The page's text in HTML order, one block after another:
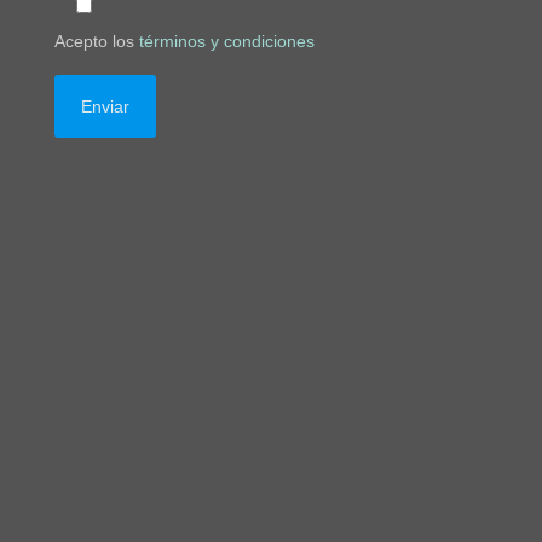
Acepto los términos y condiciones